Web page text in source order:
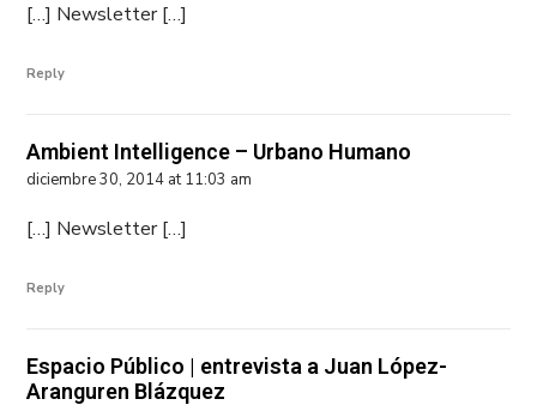
[…] Newsletter […]
Reply
Ambient Intelligence – Urbano Humano
diciembre 30, 2014 at 11:03 am
[…] Newsletter […]
Reply
Espacio Público | entrevista a Juan López-
Aranguren Blázquez